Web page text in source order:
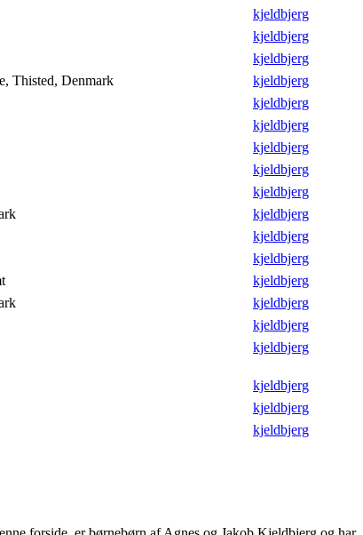
kjeldbjerg
kjeldbjerg
kjeldbjerg
Thisted, Denmark
kjeldbjerg
kjeldbjerg
kjeldbjerg
kjeldbjerg
kjeldbjerg
kjeldbjerg
kjeldbjerg
kjeldbjerg
kjeldbjerg
kjeldbjerg
kjeldbjerg
kjeldbjerg
kjeldbjerg
kjeldbjerg
kjeldbjerg
kjeldbjerg